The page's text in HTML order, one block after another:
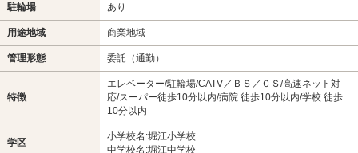
駐輪場 あり
用途地域 商業地域
管理形態 委託（通勤）
特徴
エレベーター/駐輪場/CATV／ＢＳ／ＣＳ/高速ネット対
応/スーパー徒歩10分以内/病院 徒歩10分以内/学校 徒歩
10分以内
学区
小学校名:堀江小学校
中学校名:堀江中学校